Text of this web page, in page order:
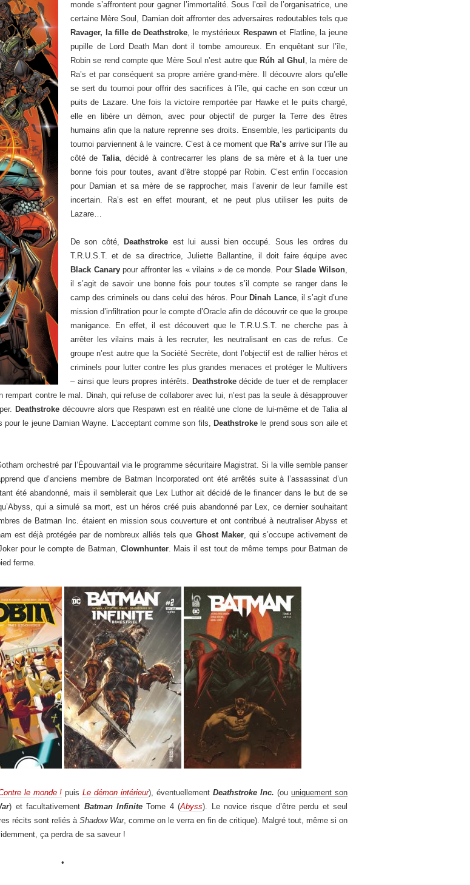
monde s’affrontent pour gagner l’immortalité. Sous l’œil de l’organisatrice, une
certaine Mère Soul, Damian doit affronter des adversaires redoutables tels que
Ravager, la fille de Deathstroke, le mystérieux Respawnet Flatline, la jeune
pupille de Lord Death Man dont il tombe amoureux. En enquêtant sur l’île,
Robin se rend compte que Mère Soul n’est autre que Rúh al Ghul , la mère de
Ra’s et par conséquent sa propre arrière grand-mère. Il découvre alors qu’elle
se sert du tournoi pour offrir des sacrifices à l’île, qui cache en son cœur un
puits de Lazare. Une fois la victoire remportée par Hawke et le puits chargé,
elle en libère un démon, avec pour objectif de purger la Terre des êtres
humains afin que la nature reprenne ses droits. Ensemble, les participants du
tournoi parviennent à le vaincre. C’est à ce moment que Ra’s arrive sur l’île au
côté de Talia, décidé à contrecarrer les plans de sa mère et à la tuer une
bonne fois pour toutes, avant d’être stoppé par Robin. C’est enfin l’occasion
pour Damian et sa mère de se rapprocher, mais l’avenir de leur famille est
incertain. Ra’s est en effet mourant, et ne peut plus utiliser les puits de
Lazare…
De son côté, Deathstroke est lui aussi bien occupé. Sous les ordres du
T.R.U.S.T. et de sa directrice, Juliette Ballantine, il doit faire équipe avec
Black Canarypour affronter les « vilains » de ce monde. PourSlade Wilson,
il s’agit de savoir une bonne fois pour toutes s’il compte se ranger dans le
camp des criminels ou dans celui des héros. Pour Dinah Lance, il s’agit d’une
mission d’infiltration pour le compte d’Oracle afin de découvrir ce que le groupe
manigance. En effet, il est découvert que le T.R.U.S.T. ne cherche pas à
arrêter les vilains mais à les recruter, les neutralisant en cas de refus. Ce
groupe n’est autre que la Société Secrète, dont l’objectif est de rallier héros et
criminels pour lutter contre les plus grandes menaces et protéger le Multivers
– ainsi que leurs propres intérêts. Deathstrokedécide de tuer et de remplacer
rempart contre le mal. Dinah, qui refuse de collaborer avec lui, n’est pas la seule à désapprouver
Deathstroke découvre alors que Respawn est en réalité une clone de lui-même et de Talia al
le jeune Damian Wayne. L’acceptant comme son fils, Deathstroke le prend sous son aile et
orchestré par l’Épouvantail via le programme sécuritaire Magistrat. Si la ville semble panser
que d’anciens membre de Batman Incorporated ont été arrêtés suite à l’assassinat d’un
été abandonné, mais il semblerait que Lex Luthor ait décidé de le financer dans le but de se
qui a simulé sa mort, est un héros créé puis abandonné par Lex, ce dernier souhaitant
de Batman Inc. étaient en mission sous couverture et ont contribué à neutraliser Abyss et
est déjà protégée par de nombreux alliés tels que Ghost Maker, qui s’occupe activement de
pour le compte de Batman, Clownhunter. Mais il est tout de même temps pour Batman de
ferme.
le monde ! puisLe démon intérieur), éventuellementDeathstroke Inc. (ouuniquement son
) et facultativement Batman InfiniteTome 4 (Abyss). Le novice risque d’être perdu et seul
récits sont reliés à Shadow War, comme on le verra en fin de critique). Malgré tout, même si on
ça perdra de sa saveur !
•